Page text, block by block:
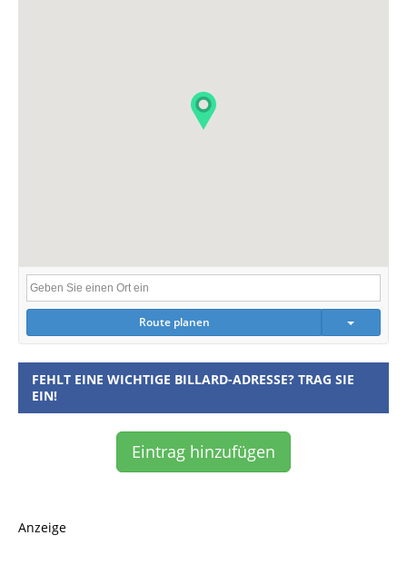
Route planen
FEHLT EINE WICHTIGE BILLARD-ADRESSE? TRAG SIE
EIN!
Eintrag hinzufügen
Anzeige